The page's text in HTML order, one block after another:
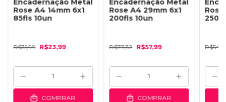
Encadernação Metal
Rose A4 14mm 6x1
85fls 10un
R$31,99 R$23,99
COMPRAR
Encadernação Metal
Rose A4 29mm 6x1
200fls 10un
R$77,32 R$57,99
COMPRAR